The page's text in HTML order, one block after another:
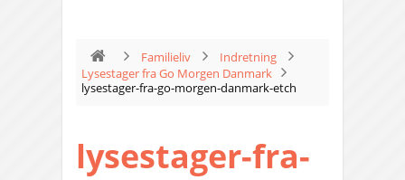
Familieliv
Indretning
Lysestager fra Go Morgen Danmark
lysestager-fra-go-morgen-danmark-etch
lysestager-fra-